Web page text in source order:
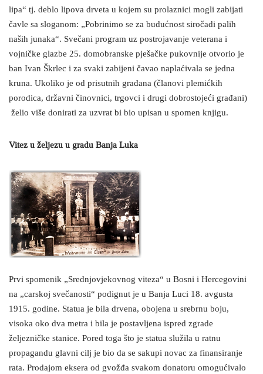
lipa“ tj. deblo lipova drveta u kojem su prolaznici mogli zabijati
čavle sa sloganom: „Pobrinimo se za budućnost siročadi palih
naših junaka“. Svečani program uz postrojavanje veterana i
vojničke glazbe 25. domobranske pješačke pukovnije otvorio je
ban Ivan Škrlec i za svaki zabijeni čavao naplaćivala se jedna
kruna. Ukoliko je od prisutnih građana (članovi plemićkih
porodica, državni činovnici, trgovci i drugi dobrostojeći građani)
želio više donirati za uzvrat bi bio upisan u spomen knjigu.
Vitez u željezu u gradu Banja Luka
Prvi spomenik „Srednjovjekovnog viteza“ u Bosni i Hercegovini
na „carskoj svečanosti“ podignut je u Banja Luci 18. avgusta
1915. godine. Statua je bila drvena, obojena u srebrnu boju,
visoka oko dva metra i bila je postavljena ispred zgrade
željezničke stanice. Pored toga što je statua služila u ratnu
propagandu glavni cilj je bio da se sakupi novac za finansiranje
rata. Prodajom eksera od gvožđa svakom donatoru omogućivalo